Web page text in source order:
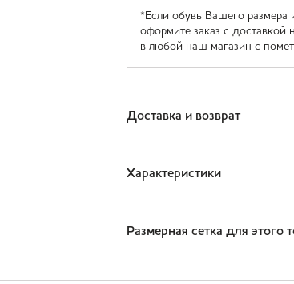
*Если обувь Вашего размера
оформите заказ с
в любой наш магазин с
Доставка и возврат
Характеристики
Размерная сетка для этого